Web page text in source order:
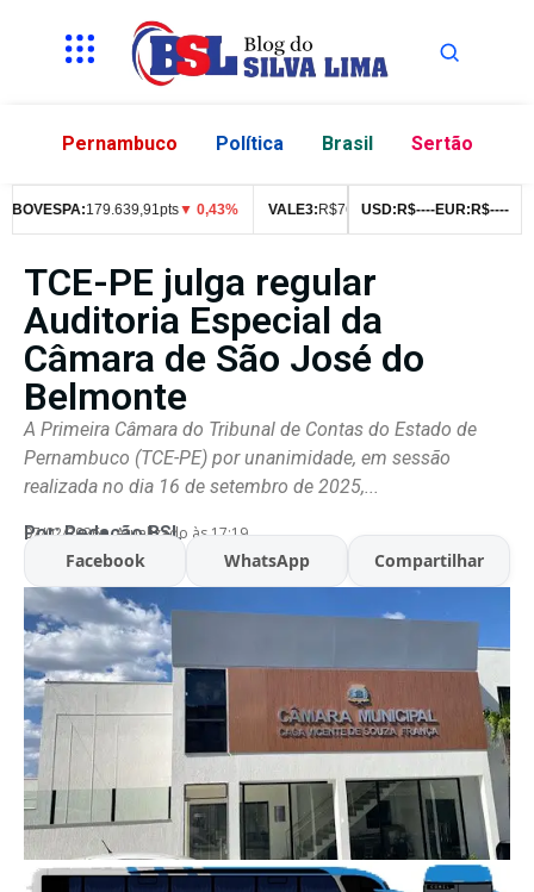
Pernambuco Política Brasil Sertão
179.639,91pts▼ 0,43% VALE3:R$76,99 ▼ 2,49% ITUB4:R$
USD: R$----EUR: R$----
TCE-PE julga regular
Auditoria Especial da
Câmara de São José do
Belmonte
A Primeira Câmara do Tribunal de Contas do Estado de
Pernambuco (TCE-PE) por unanimidade, em sessão
realizada no dia 16 de setembro de 2025,...
Por:Redação BSL
07/02/2026 Atualizado às 17:19
Facebook WhatsApp Compartilhar